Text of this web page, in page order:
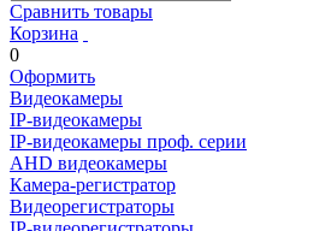
Сравнить товары
Корзина
0
Оформить
Видеокамеры
IP-видеокамеры
IP-видеокамеры проф. серии
AHD видеокамеры
Камера-регистратор
Видеорегистраторы